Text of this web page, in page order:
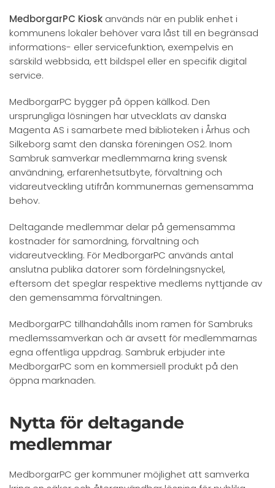
MedborgarPC Kiosk används när en publik enhet i
kommunens lokaler behöver vara låst till en begränsad
informations- eller servicefunktion, exempelvis en
särskild webbsida, ett bildspel eller en specifik digital
service.
MedborgarPC bygger på öppen källkod. Den
ursprungliga lösningen har utvecklats av danska
Magenta AS i samarbete med biblioteken i Århus och
Silkeborg samt den danska föreningen OS2. Inom
Sambruk samverkar medlemmarna kring svensk
användning, erfarenhetsutbyte, förvaltning och
vidareutveckling utifrån kommunernas gemensamma
behov.
Deltagande medlemmar delar på gemensamma
kostnader för samordning, förvaltning och
vidareutveckling. För MedborgarPC används antal
anslutna publika datorer som fördelningsnyckel,
eftersom det speglar respektive medlems nyttjande av
den gemensamma förvaltningen.
MedborgarPC tillhandahålls inom ramen för Sambruks
medlemssamverkan och är avsett för medlemmarnas
egna offentliga uppdrag. Sambruk erbjuder inte
MedborgarPC som en kommersiell produkt på den
öppna marknaden.
Nytta för deltagande
medlemmar
MedborgarPC ger kommuner möjlighet att samverka